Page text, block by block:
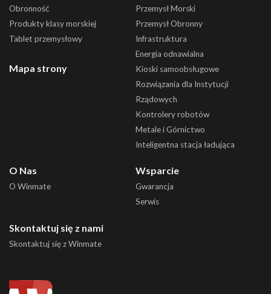
Obronność
Produkty klasy morskiej
Tablet przemysłowy
Mapa strony
Przemysł Morski
Przemysł Obronny
Infrastruktura
Energia odnawialna
Kioski samoobsługowe
Rozwiązania dla Instytucji
Rządowych
Kontrolery robotów
Metale i Górnictwo
Inteligentna stacja ładująca
O Nas
O Winmate
Wsparcie
Gwarancja
Serwis
Skontaktuj się z nami
Skontaktuj się z Winmate